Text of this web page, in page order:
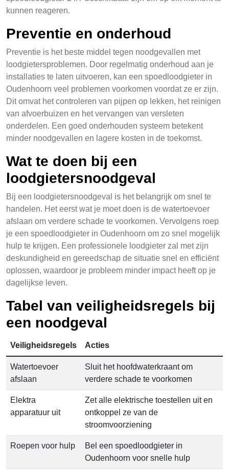
kunnen reageren.
Preventie en onderhoud
Preventie is het beste middel tegen noodgevallen met
loodgietersproblemen. Door regelmatig onderhoud aan je
installaties te laten uitvoeren, kan een spoedloodgieter in
Oudenhoorn veel problemen voorkomen voordat ze er zijn.
Dit omvat het controleren van pijpen op lekken, het reinigen
van afvoerbuizen en het vervangen van versleten
onderdelen. Een goed onderhouden systeem betekent
minder noodgevallen en lagere kosten in de toekomst.
Wat te doen bij een
loodgietersnoodgeval
Bij een loodgietersnoodgeval is het belangrijk om snel te
handelen. Het eerst wat je moet doen is de watertoevoer
afslaan om verdere schade te voorkomen. Vervolgens roep
je een spoedloodgieter in Oudenhoorn om zo snel mogelijk
hulp te krijgen. Een professionele loodgieter zal met zijn
deskundigheid en gereedschap de situatie snel en efficiënt
oplossen, waardoor je probleem minder impact heeft op je
dagelijkse leven.
Tabel van veiligheidsregels bij
een noodgeval
Veiligheidsregels Acties
Watertoevoer
afslaan
Sluit het hoofdwaterkraant om
verdere schade te voorkomen
Elektra
apparatuur uit
Zet alle elektrische toestellen uit en
ontkoppel ze van de
stroomvoorziening
Roepen voor hulp
Bel een spoedloodgieter in
Oudenhoorn voor snelle hulp